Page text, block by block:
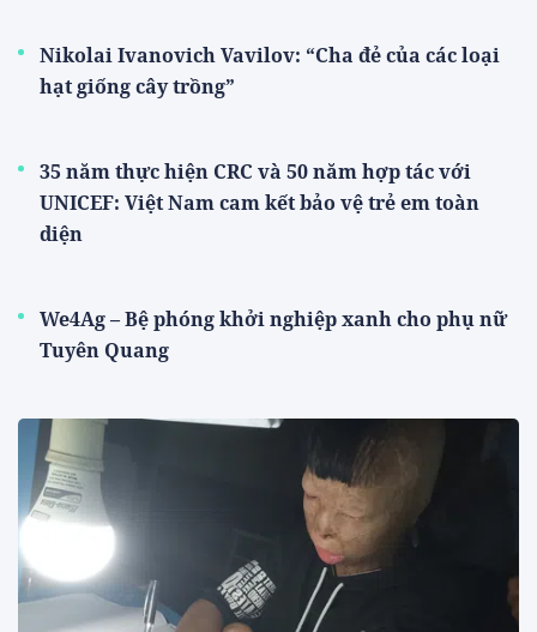
Nikolai Ivanovich Vavilov: “Cha đẻ của các loại
hạt giống cây trồng”
35 năm thực hiện CRC và 50 năm hợp tác với
UNICEF: Việt Nam cam kết bảo vệ trẻ em toàn
diện
We4Ag – Bệ phóng khởi nghiệp xanh cho phụ nữ
Tuyên Quang